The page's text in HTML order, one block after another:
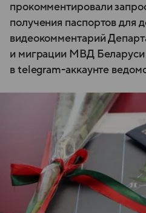
прокомментировали
получения паспортов для
видеокомментарий
и миграции МВД Беларуси
в telegram-аккаунте